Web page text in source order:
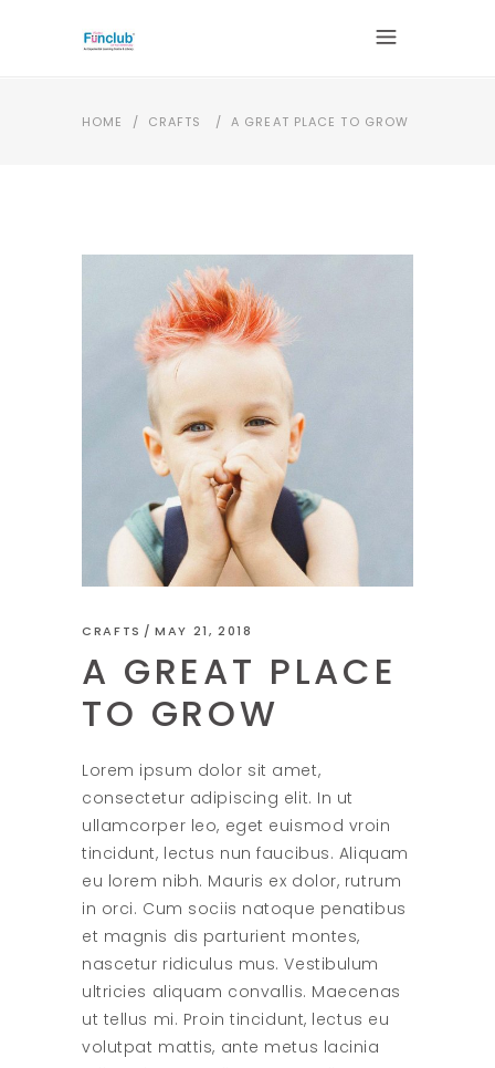
HOME / CRAFTS /A GREAT PLACE TO GROW
CRAFTS MAY 21, 2018
A GREAT PLACE
TO GROW
Lorem ipsum dolor sit amet,
consectetur adipiscing elit. In ut
ullamcorper leo, eget euismod vroin
tincidunt, lectus nun faucibus. Aliquam
eu lorem nibh. Mauris ex dolor, rutrum
in orci. Cum sociis natoque penatibus
et magnis dis parturient montes,
nascetur ridiculus mus. Vestibulum
ultricies aliquam convallis. Maecenas
ut tellus mi. Proin tincidunt, lectus eu
volutpat mattis, ante metus lacinia